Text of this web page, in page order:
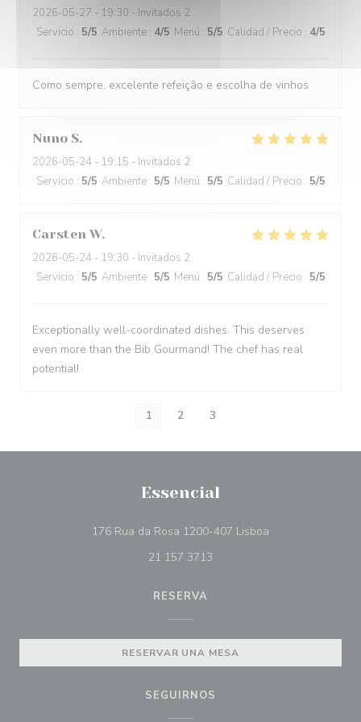
2026-05-27 - 19:30 - Invitados 2
Servicio : 5/5 Ambiente : 4/5 Menú : 5/5 Calidad / Precio : 4/5
Como sempre, excelente refeição e escolha de vinhos
Nuno S
2026-05-24 - 19:15 - Invitados 2
Servicio : 5/5 Ambiente : 5/5 Menú : 5/5 Calidad / Precio : 5/5
Carsten W
2026-05-24 - 19:30 - Invitados 2
Servicio : 5/5 Ambiente : 5/5 Menú : 5/5 Calidad / Precio : 5/5
Exceptionally well-coordinated dishes. This deserves
even more than the Bib Gourmand! The chef has real
potential!
1 2 3
Essencial
176 Rua da Rosa 1200-407 Lisboa
21 157 3713
RESERVA
RESERVAR UNA MESA
SEGUIRNOS